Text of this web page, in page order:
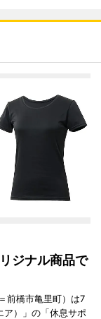
ジナル商品で
前橋市亀里町）は7
ア）」の「休息サポ